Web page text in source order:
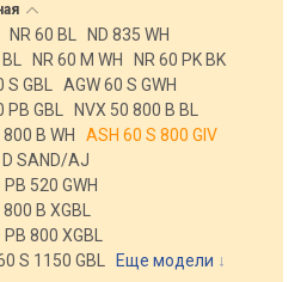
NR 60 BL
ND 835 WH
NR 60 M WH
NR 60 PK BK
GBL
AGW 60 S GWH
GBL
NVX 50 800 B BL
B WH
ASH 60 S 800 GIV
D SAND/AJ
520 GWH
B XGBL
800 XGBL
S 1150 GBL
Еще модели ↓